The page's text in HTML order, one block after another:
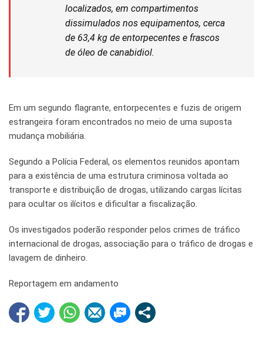
localizados, em compartimentos
dissimulados nos equipamentos, cerca
de 63,4 kg de entorpecentes e frascos
de óleo de canabidiol.
Em um segundo flagrante, entorpecentes e fuzis de origem
estrangeira foram encontrados no meio de uma suposta
mudança mobiliária.
Segundo a Polícia Federal, os elementos reunidos apontam
para a existência de uma estrutura criminosa voltada ao
transporte e distribuição de drogas, utilizando cargas lícitas
para ocultar os ilícitos e dificultar a fiscalização.
Os investigados poderão responder pelos crimes de tráfico
internacional de drogas, associação para o tráfico de drogas e
lavagem de dinheiro.
Reportagem em andamento